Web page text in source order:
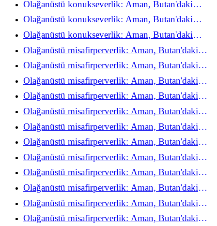
Olağanüstü konukseverlik: Aman, Butan'daki
refah deneyimini yeniden keşfediyor
Olağanüstü konukseverlik: Aman, Butan'daki
refah deneyimini yeniden keşfediyor
Olağanüstü konukseverlik: Aman, Butan'daki
refah deneyimini yeniden keşfediyor
Olağanüstü misafirperverlik: Aman, Butan'daki
refah deneyimini yeniden keşfediyor
Olağanüstü misafirperverlik: Aman, Butan'daki
refah deneyimini yeniden keşfediyor
Olağanüstü misafirperverlik: Aman, Butan'daki
refah deneyimini yeniden keşfediyor
Olağanüstü misafirperverlik: Aman, Butan'daki
refah deneyimini yeniden keşfediyor
Olağanüstü misafirperverlik: Aman, Butan'daki
refah deneyimini yeniden keşfediyor
Olağanüstü misafirperverlik: Aman, Butan'daki
refah deneyimini yeniden keşfediyor
Olağanüstü misafirperverlik: Aman, Butan'daki
refah deneyimini yeniden keşfediyor
Olağanüstü misafirperverlik: Aman, Butan'daki
refah deneyimini yeniden keşfediyor
Olağanüstü misafirperverlik: Aman, Butan'daki
refah deneyimini yeniden keşfediyor
Olağanüstü misafirperverlik: Aman, Butan'daki
refah deneyimini yeniden keşfediyor
Olağanüstü misafirperverlik: Aman, Butan'daki
refah deneyimini yeniden keşfediyor
Olağanüstü misafirperverlik: Aman, Butan'daki